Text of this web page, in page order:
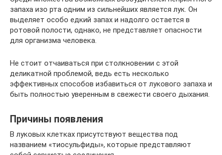
запаха изо рта одним из сильнейших является лук. Он
выделяет особо едкий запах и надолго остается в
ротовой полости, однако, не представляет опасности
для организма человека.
Не стоит отчаиваться при столкновении с этой
деликатной проблемой, ведь есть несколько
эффективных способов избавиться от лукового запаха и
быть полностью уверенным в свежести своего дыхания.
Причины появления
В луковых клетках присутствуют вещества под
названием «тиосульфиды», которые представляют